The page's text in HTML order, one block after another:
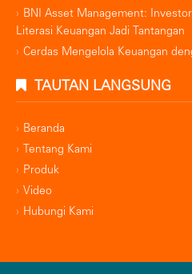
BNI Asset Management:
Literasi Keuangan Jadi Tantangan
Cerdas Mengelola Keuangan
TAUTAN LANGSUNG
Beranda
Tentang Kami
Produk
Video
Hubungi Kami